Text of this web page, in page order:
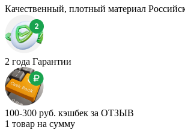
Качественный, плотный материал
2 года Гарантии
100-300 руб. кэшбек за ОТЗЫВ
1 товар на сумму